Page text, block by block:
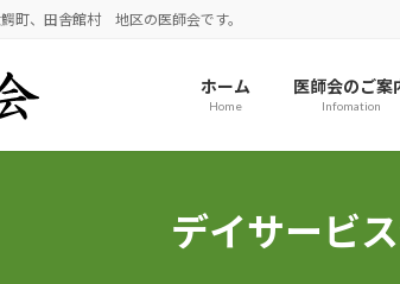
町、田舎館村 地区の医師会です。
ホーム
Home
医師会のご案
Infomation
デイサービ